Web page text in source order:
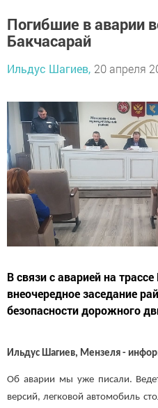
Погибшие в аварии
Бакчасарай
Ильдус Шагиев, 20 апреля
В связи с аварией на
внеочередное заседание
безопасности дорожного
Ильдус Шагиев, Мензеля -
Об аварии мы уже писали.
версий, легковой автомобиль